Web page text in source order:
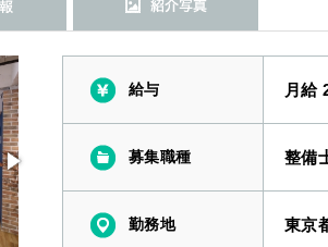
給与 月給
募集職種 整備
勤務地 東京